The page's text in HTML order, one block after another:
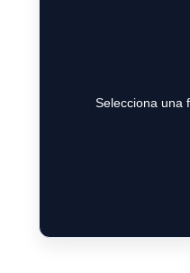
Selecciona una